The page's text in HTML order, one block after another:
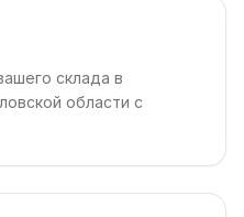
склада в
области с